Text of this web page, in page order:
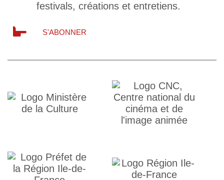
festivals, créations et entretiens.
S'ABONNER